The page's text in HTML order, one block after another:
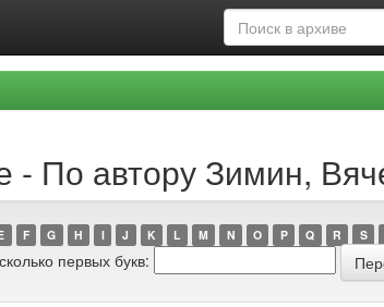
- По автору Зимин,
F G H I J K L M N O P Q R S
первых букв: